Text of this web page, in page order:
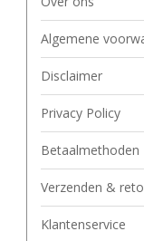
Algemene
Disclaimer
Privacy Policy
Betaalmethoden
Verzenden &
Klantenservice